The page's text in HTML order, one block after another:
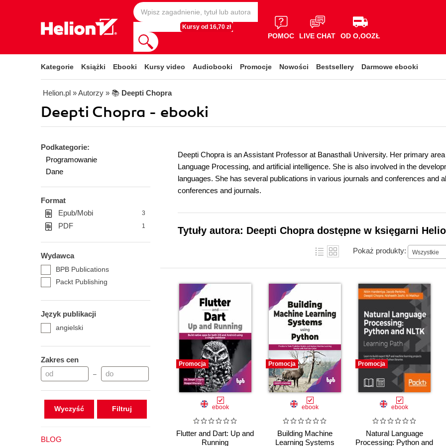
Kursy od 16,70 zł
POMOC LIVE CHAT OD O,OOZŁ
Kategorie Książki Ebooki Kursy video Audiobooki Promocje Nowości Bestsellery Darmowe ebooki
Helion.pl » Autorzy » 📚 Deepti Chopra
Deepti Chopra - ebooki
Podkategorie:
Programowanie
Dane
Format
Epub/Mobi
3
PDF 1
Wydawca
BPB Publications
Packt Publishing
Język publikacji
angielski
Zakres cen
–
Wyczyść
BLOG
Deepti Chopra is an Assistant Professor at Banasthali University. Her primary
Language Processing, and artificial intelligence. She is also involved in the
languages. She has several publications in various journals and conferences and
conferences and journals.
Tytuły autora: Deepti Chopra dostępne w księgarni
Pokaż produkty: Wszystkie
Promocja
ebook
Flutter and Dart: Up and
Running
Promocja
ebook
Building Machine
Learning Systems
Promocja
ebook
Natural Language
Processing: Python and